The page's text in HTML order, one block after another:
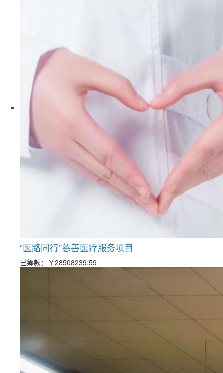
“医路同行”慈善医疗服务项目
已筹款： ￥28508239.59